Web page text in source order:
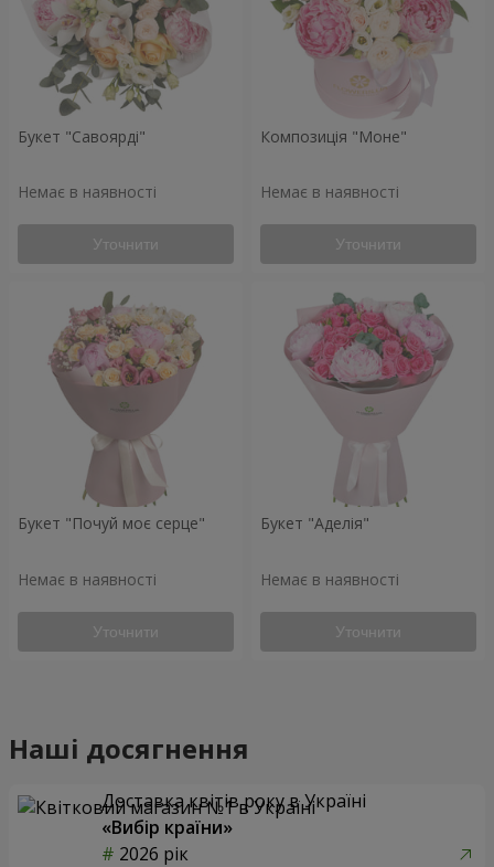
Букет "Савоярді"
Немає в наявності
Уточнити
Композиція "Моне"
Немає в наявності
Уточнити
Букет "Почуй моє серце"
Немає в наявності
Уточнити
Букет "Аделія"
Немає в наявності
Уточнити
Наші досягнення
Доставка квітів року в Україні
«Вибір країни»
2026 рік